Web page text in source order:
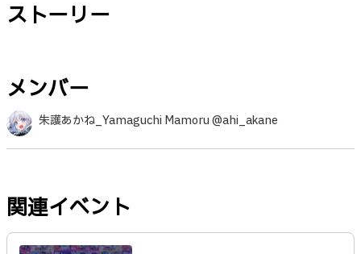
ストーリー
メンバー
朱護あかね_Yamaguchi Mamoru @ahi_akane
関連イベント